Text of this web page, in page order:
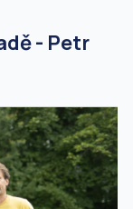
- Petr